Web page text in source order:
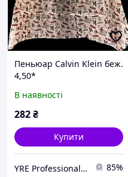
Пеньюар Calvin Klein беж.
4,50*
В наявності
282₴
Купити
YRE Professional💅🏻 85%